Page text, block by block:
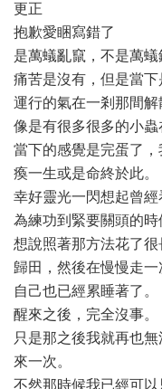
更正
抱歉愛睏寫錯了
是萬蟻亂竄，不是萬蟻
痛苦是沒有，但是當
運行的氣在一剎那間
像是有很多很多的小蟲
當下的感覺是完蛋了
瘓一生或是命終於此。
幸好靈光一閃想起曾
為練功到緊要關頭的時
想說照著那方法花了很
歸田，然後在慢慢走
自己也已經累睡著了。
醒來之後，完全沒事。
只是那之後我就再也
來一次。
不然那時候我已經可